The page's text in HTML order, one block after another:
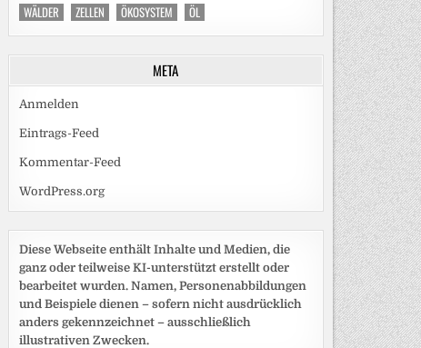
WÄLDER
ZELLEN ÖKOSYSTEM ÖL
META
Anmelden
Eintrags-Feed
Kommentar-Feed
WordPress.org
Diese Webseite enthält Inhalte und Medien, die
ganz oder teilweise KI-unterstützt erstellt oder
bearbeitet wurden. Namen, Personenabbildungen
und Beispiele dienen – sofern nicht ausdrücklich
anders gekennzeichnet – ausschließlich
illustrativen Zwecken.